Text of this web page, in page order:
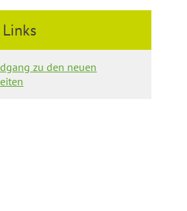
zu den neuen